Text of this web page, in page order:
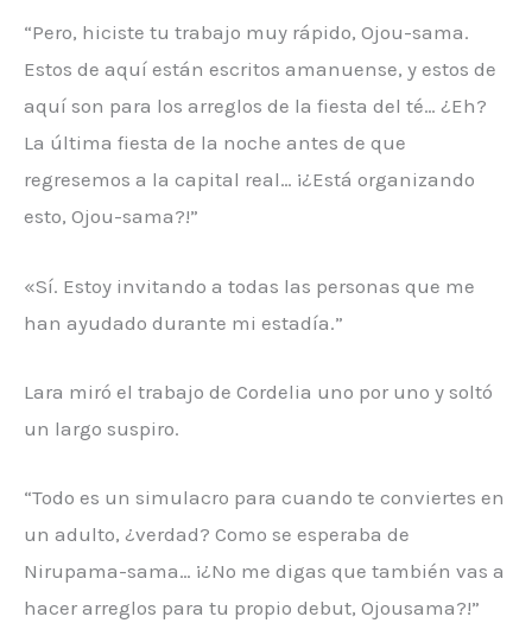
“Pero, hiciste tu trabajo muy rápido, Ojou-sama.
Estos de aquí están escritos amanuense, y estos de
aquí son para los arreglos de la fiesta del té… ¿Eh?
La última fiesta de la noche antes de que
regresemos a la capital real… ¡¿Está organizando
esto, Ojou-sama?!”
«Sí. Estoy invitando a todas las personas que me
han ayudado durante mi estadía.”
Lara miró el trabajo de Cordelia uno por uno y soltó
un largo suspiro.
“Todo es un simulacro para cuando te conviertes en
un adulto, ¿verdad? Como se esperaba de
Nirupama-sama… ¡¿No me digas que también vas a
hacer arreglos para tu propio debut, Ojousama?!”